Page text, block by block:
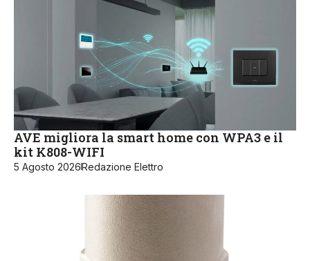
AVE migliora la smart home con WPA3 e il
kit K808-WIFI
5 Agosto 2026Redazione Elettro